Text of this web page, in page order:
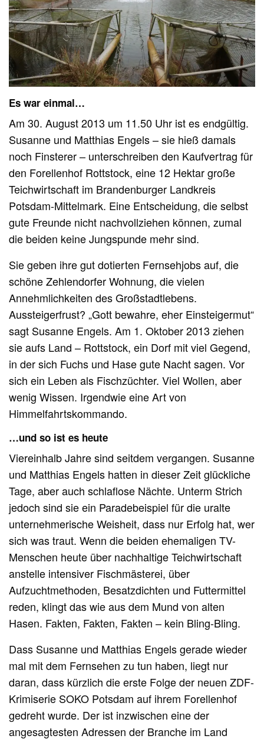
Es war einmal…
Am 30. August 2013 um 11.50 Uhr ist es endgültig.
Susanne und Matthias Engels – sie hieß damals
noch Finsterer – unterschreiben den Kaufvertrag für
den Forellenhof Rottstock, eine 12 Hektar große
Teichwirtschaft im Brandenburger Landkreis
Potsdam-Mittelmark. Eine Entscheidung, die selbst
gute Freunde nicht nachvollziehen können, zumal
die beiden keine Jungspunde mehr sind.
Sie geben ihre gut dotierten Fernsehjobs auf, die
schöne Zehlendorfer Wohnung, die vielen
Annehmlichkeiten des Großstadtlebens.
Aussteigerfrust? „Gott bewahre, eher Einsteigermut“
sagt Susanne Engels. Am 1. Oktober 2013 ziehen
sie aufs Land – Rottstock, ein Dorf mit viel Gegend,
in der sich Fuchs und Hase gute Nacht sagen. Vor
sich ein Leben als Fischzüchter. Viel Wollen, aber
wenig Wissen. Irgendwie eine Art von
Himmelfahrtskommando.
…und so ist es heute
Viereinhalb Jahre sind seitdem vergangen. Susanne
und Matthias Engels hatten in dieser Zeit glückliche
Tage, aber auch schlaflose Nächte. Unterm Strich
jedoch sind sie ein Paradebeispiel für die uralte
unternehmerische Weisheit, dass nur Erfolg hat, wer
sich was traut. Wenn die beiden ehemaligen TV-
Menschen heute über nachhaltige Teichwirtschaft
anstelle intensiver Fischmästerei, über
Aufzuchtmethoden, Besatzdichten und Futtermittel
reden, klingt das wie aus dem Mund von alten
Hasen. Fakten, Fakten, Fakten – kein Bling-Bling.
Dass Susanne und Matthias Engels gerade wieder
mal mit dem Fernsehen zu tun haben, liegt nur
daran, dass kürzlich die erste Folge der neuen ZDF-
Krimiserie SOKO Potsdam auf ihrem Forellenhof
gedreht wurde. Der ist inzwischen eine der
angesagtesten Adressen der Branche im Land